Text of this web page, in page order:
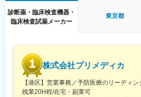
・NPC（Near Patient Care）：小型検
今回ご入社いただく方には、これらの
■組織構成：
配属先となるBusiness Financeチーム
バー2名の体制です。少数精鋭の組織
と日常的に接点を持ちながら業務を進
またまたFinance & Supply Chain
診断薬・臨床検査機器・
臨床検査試薬メーカー
東京都
株式会社プリメディカ
【港区】営業事務／予防医療のリーディ
残業20H程/在宅・副業可